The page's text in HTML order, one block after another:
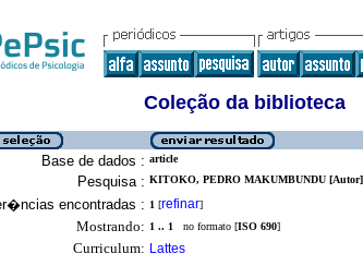
Coleção da biblioteca
Base de dados : article
Pesquisa : KITOKO, PEDRO MAKUMBUNDU [Autor]
encontradas : 1 [refinar]
Mostrando: 1 .. 1 no formato [ISO 690]
Curriculum: Lattes